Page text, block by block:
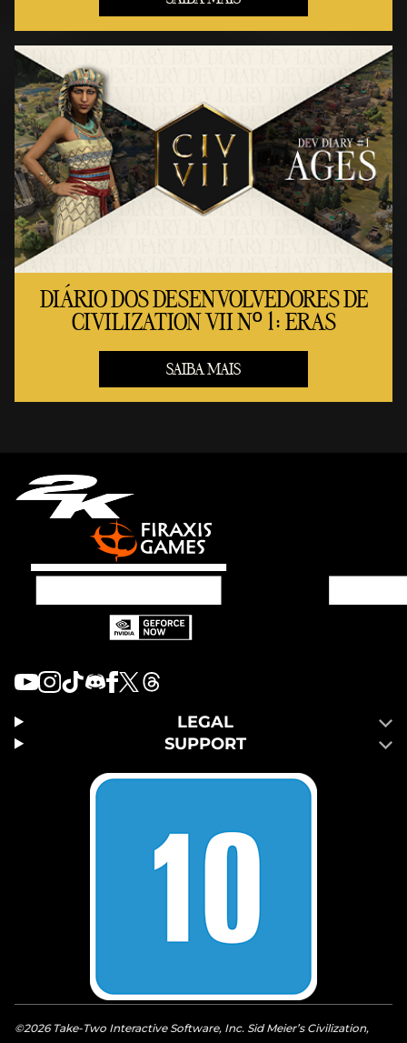
DIÁRIO DOS DESENVOLVEDORES DE
CIVILIZATION VII Nº 1: ERAS
SAIBA MAIS
LEGAL
SUPPORT
©2026 Take-Two Interactive Software, Inc. Sid Meier’s Civilization,